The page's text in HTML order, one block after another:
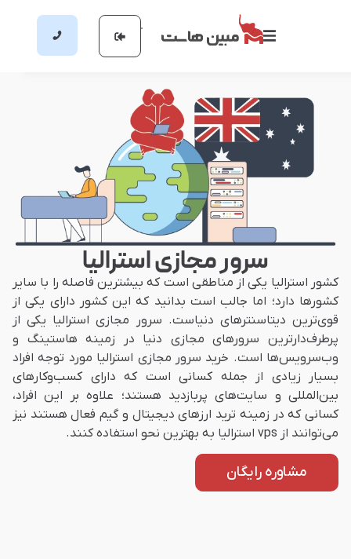
سرور مجازی استرالیا
کشور استرالیا یکی از مناطقی است که بیشترین فاصله را با سایر
کشورها دارد؛ اما جالب است بدانید که این کشور دارای یکی از
قوی‌ترین دیتاسنترهای دنیاست. سرور مجازی استرالیا یکی از
پرطرف‌دارترین سرورهای مجازی دنیا در زمینه هاستینگ و
وب‌سرویس‌ها است. خرید سرور مجازی استرالیا مورد توجه افراد
بسیار زیادی از جمله کسانی است که دارای کسب‌و‌کارهای
بین‌المللی و سایت‌های پربازدید هستند؛ علاوه بر این افراد،
کسانی که در زمینه ترید ارزهای دیجیتال و گیم فعال هستند نیز
می‌توانند از vps استرالیا به بهترین نحو استفاده کنند.
مشاوره رایگان